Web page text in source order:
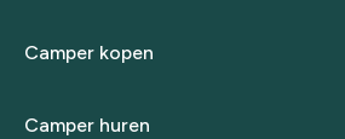
Camper kopen
Camper huren